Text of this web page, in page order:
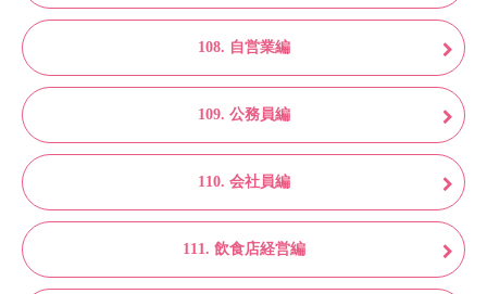
108. 自営業編
109. 公務員編
110. 会社員編
111. 飲食店経営編